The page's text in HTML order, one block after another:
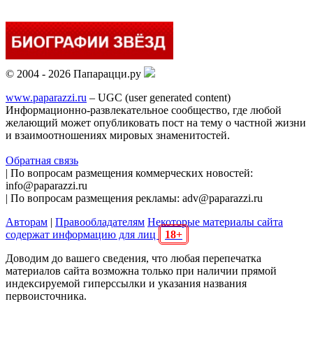
© 2004 - 2026 Папарацци.ру
www.paparazzi.ru – UGC (user generated content)
Информационно-развлекательное сообщество, где любой
желающий может опубликовать пост на тему о частной жизни
и взаимоотношениях мировых знаменитостей.
Обратная связь
| По вопросам размещения коммерческих новостей:
info@paparazzi.ru
| По вопросам размещения рекламы: adv@paparazzi.ru
Авторам | Правообладателям Некоторые материалы сайта
содержат информацию для лиц
18+
Доводим до вашего сведения, что любая перепечатка
материалов сайта возможна только при наличии прямой
индексируемой гиперссылки и указания названия
первоисточника.